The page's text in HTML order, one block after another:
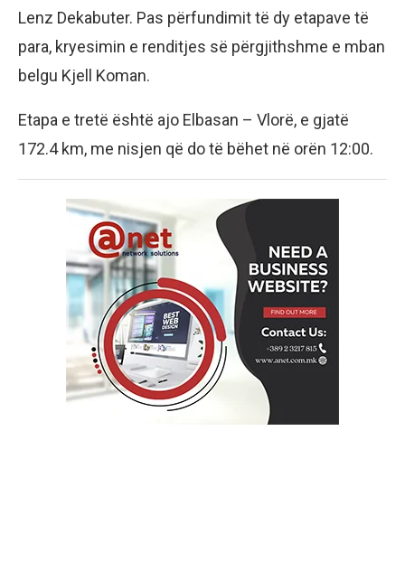
Lenz Dekabuter. Pas përfundimit të dy etapave të
para, kryesimin e renditjes së përgjithshme e mban
belgu Kjell Koman.
Etapa e tretë është ajo Elbasan – Vlorë, e gjatë
172.4 km, me nisjen që do të bëhet në orën 12:00.